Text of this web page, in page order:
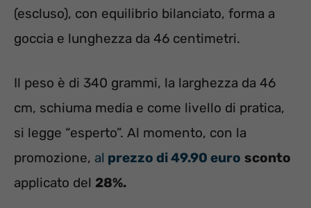
(escluso), con equilibrio bilanciato, forma a
goccia e lunghezza da 46 centimetri.
Il peso è di 340 grammi, la larghezza da 46
cm, schiuma media e come livello di pratica,
si legge “esperto”. Al momento, con la
promozione, al prezzo di 49.90 euro sconto
applicato del 28%.